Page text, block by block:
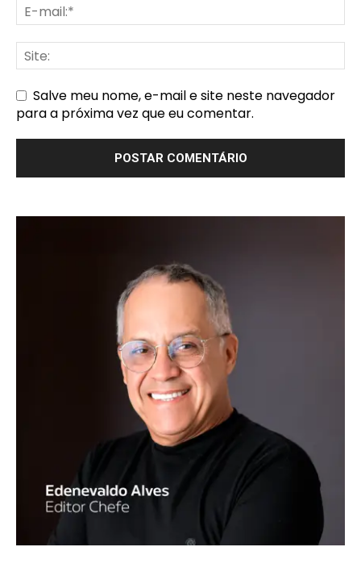
Salve meu nome, e-mail e site neste navegador
para a próxima vez que eu comentar.